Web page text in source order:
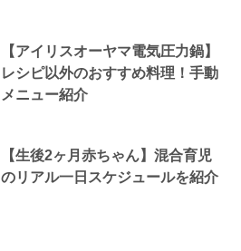
【アイリスオーヤマ電気圧力鍋】
レシピ以外のおすすめ料理！手動
メニュー紹介
【生後2ヶ月赤ちゃん】混合育児
のリアル一日スケジュールを紹介